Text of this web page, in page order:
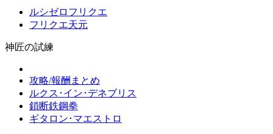
ルシゼロフリクエ
フリクエ天元
神匠の試練
攻略/報酬まとめ
ルクス･イン･デネブリス
鎖断鉄鋼拳
ギタロン･マエストロ